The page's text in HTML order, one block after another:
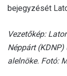
bejegyzését
Vezetőkép:
Néppárt
alelnöke. Fotó: